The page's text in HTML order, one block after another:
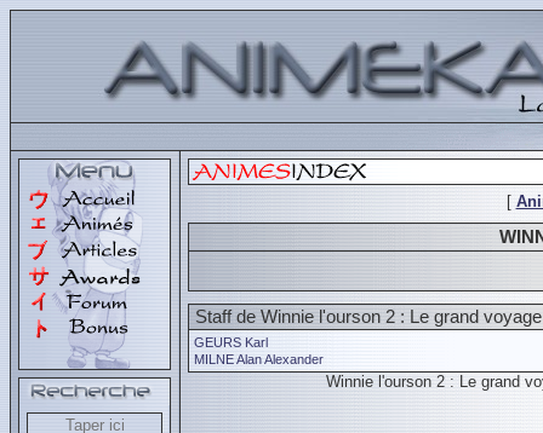
[
Staff de Winnie l'ourson 2 : Le grand voyage
GEURS Karl
MILNE Alan Alexander
Winnie l'ourson 2 : Le grand